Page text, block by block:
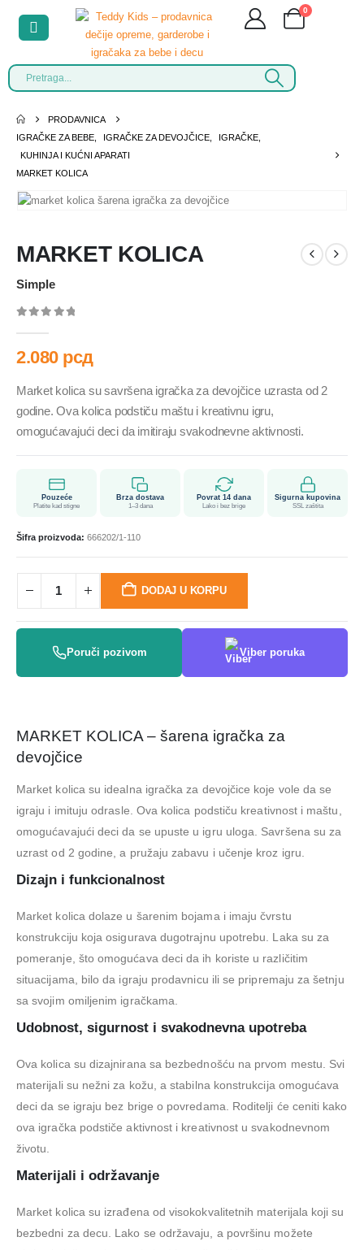
0
PRODAVNICA
IGRAČKE ZA BEBE
IGRAČKE ZA DEVOJČICE IGRAČKE
KUHINJA I KUĆNI APARATI
MARKET KOLICA
MARKET KOLICA
Simple
2.080 рсд
Market kolica su savršena igračka za devojčice uzrasta od 2
godine. Ova kolica podstiču maštu i kreativnu igru,
omogućavajući deci da imitiraju svakodnevne aktivnosti.
Pouzeće
Platite kad stigne
Brza dostava
1–3 dana
Povrat 14 dana
Lako i bez brige
Sigurna kupovina
SSL zaštita
Šifra proizvoda: 666202/1-110
DODAJ U KORPU
Poruči pozivom Viber poruka
MARKET KOLICA – šarena igračka za
devojčice
Market kolica su idealna igračka za devojčice koje vole da se
igraju i imituju odrasle. Ova kolica podstiču kreativnost i maštu,
omogućavajući deci da se upuste u igru uloga. Savršena su za
uzrast od 2 godine, a pružaju zabavu i učenje kroz igru.
Dizajn i funkcionalnost
Market kolica dolaze u šarenim bojama i imaju čvrstu
konstrukciju koja osigurava dugotrajnu upotrebu. Laka su za
pomeranje, što omogućava deci da ih koriste u različitim
situacijama, bilo da igraju prodavnicu ili se pripremaju za šetnju
sa svojim omiljenim igračkama.
Udobnost, sigurnost i svakodnevna upotreba
Ova kolica su dizajnirana sa bezbednošću na prvom mestu. Svi
materijali su nežni za kožu, a stabilna konstrukcija omogućava
deci da se igraju bez brige o povredama. Roditelji će ceniti kako
ova igračka podstiče aktivnost i kreativnost u svakodnevnom
životu.
Materijali i održavanje
Market kolica su izrađena od visokokvalitetnih materijala koji su
bezbedni za decu. Lako se održavaju, a površinu možete